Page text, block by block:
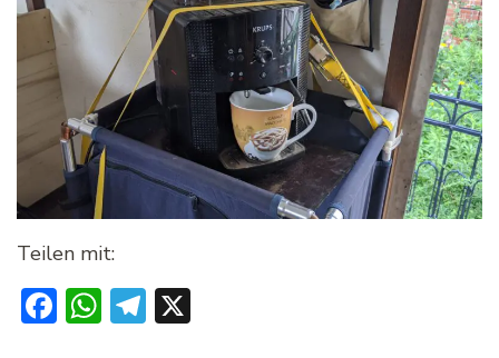
Teilen mit:
Facebook
WhatsApp
Telegram